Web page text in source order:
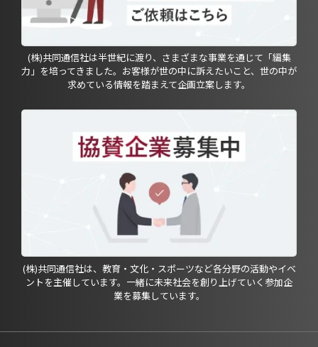
(株)共同通信社は半世紀に渡り、さまざまな事業を通じて「編集
力」を培ってきました。お客様が世の中に訴えたいこと、世の中が
求めている情報を踏まえて企画立案します。
(株)共同通信社は、教育・文化・スポーツなど各分野の活動やイベ
ントを主催しています。一緒に未来社会を創り上げていく参加企
業を募集しています。